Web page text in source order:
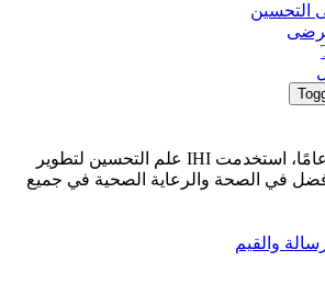
التحسين
منذ أكثر من 30 عامًا، استخدمت IHI علم التحسين لتطوير
أفضل في الصحة والرعاية الصحية في جميع
والقيم